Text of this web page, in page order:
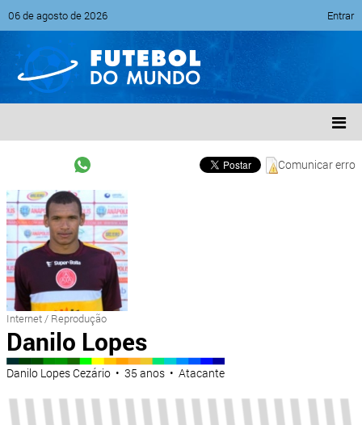
06 de agosto de 2026 Entrar
Comunicar erro
Internet / Reprodução
Danilo Lopes
Danilo Lopes Cezário • 35 anos • Atacante